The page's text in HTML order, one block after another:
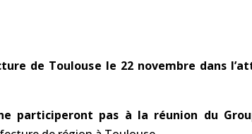
de Toulouse le 22 novembre dans
participeront pas à la réunion du